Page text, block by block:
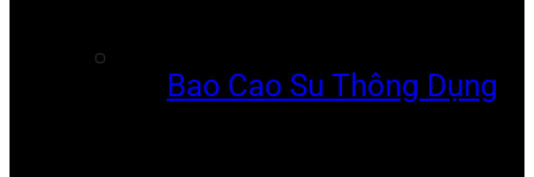
Bao Cao Su Thông Dụng